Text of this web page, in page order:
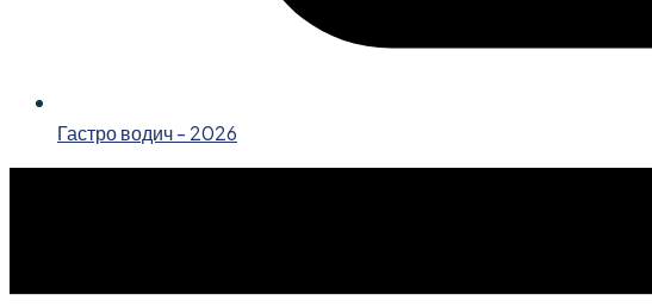
Гастро водич - 2026